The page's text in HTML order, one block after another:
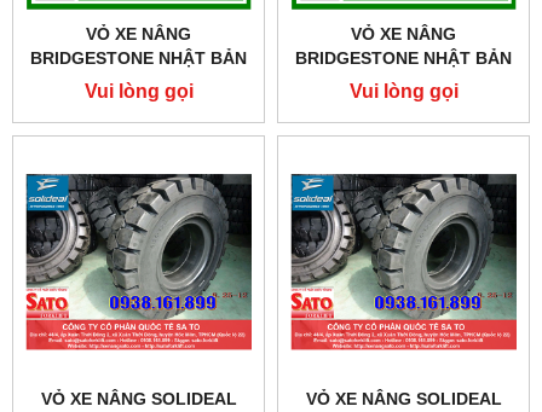
VỎ XE NÂNG
BRIDGESTONE NHẬT BẢN
SIZE 650-10
Vui lòng gọi
VỎ XE NÂNG
BRIDGESTONE NHẬT BẢN
SIZE 600-9
Vui lòng gọi
VỎ XE NÂNG SOLIDEAL VỎ XE NÂNG SOLIDEAL